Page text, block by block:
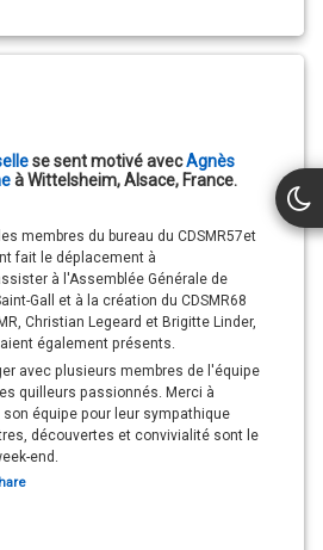
se sent motivé avecAgnès
à Wittelsheim, Alsace, France.
membres du bureau du CDSMR57et
fait le déplacement à
à l'Assemblée Générale de
Gall et à la création du CDSMR68
Christian Legeard et Brigitte Linder,
également présents.
avec plusieurs membres de l'équipe
quilleurs passionnés. Merci à
équipe pour leur sympathique
découvertes et convivialité sont le
end.